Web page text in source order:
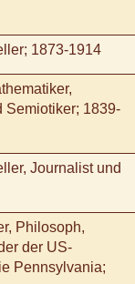
1873-1914
Semiotiker; 1839-
Journalist und
Philosoph,
der US-
Pennsylvania;